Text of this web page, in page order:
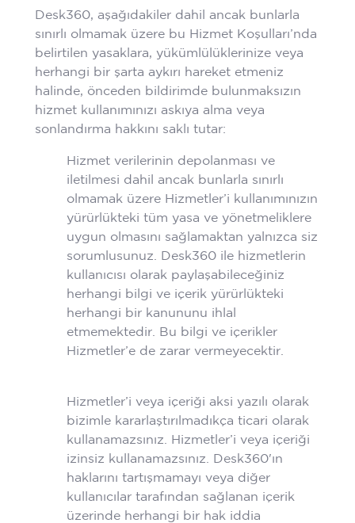
Desk360, aşağıdakiler dahil ancak bunlarla
sınırlı olmamak üzere bu Hizmet Koşulları’nda
belirtilen yasaklara, yükümlülüklerinize veya
herhangi bir şarta aykırı hareket etmeniz
halinde, önceden bildirimde bulunmaksızın
hizmet kullanımınızı askıya alma veya
sonlandırma hakkını saklı tutar:
Hizmet verilerinin depolanması ve
iletilmesi dahil ancak bunlarla sınırlı
olmamak üzere Hizmetler’i kullanımınızın
yürürlükteki tüm yasa ve yönetmeliklere
uygun olmasını sağlamaktan yalnızca siz
sorumlusunuz. Desk360 ile hizmetlerin
kullanıcısı olarak paylaşabileceğiniz
herhangi bilgi ve içerik yürürlükteki
herhangi bir kanununu ihlal
etmemektedir. Bu bilgi ve içerikler
Hizmetler’e de zarar vermeyecektir.
Hizmetler’i veya içeriği aksi yazılı olarak
bizimle kararlaştırılmadıkça ticari olarak
kullanamazsınız. Hizmetler’i veya içeriği
izinsiz kullanamazsınız. Desk360'ın
haklarını tartışmamayı veya diğer
kullanıcılar tarafından sağlanan içerik
üzerinde herhangi bir hak iddia